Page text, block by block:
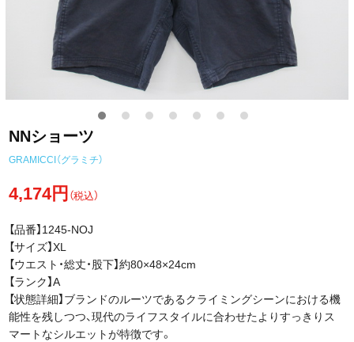
NNショーツ
GRAMICCI（グラミチ）
4,174円（税込）
【品番】1245-NOJ
【サイズ】XL
【ウエスト・総丈・股下】約80×48×24cm
【ランク】A
【状態詳細】ブランドのルーツであるクライミングシーンにおける機
能性を残しつつ、現代のライフスタイルに合わせたよりすっきりス
マートなシルエットが特徴です。